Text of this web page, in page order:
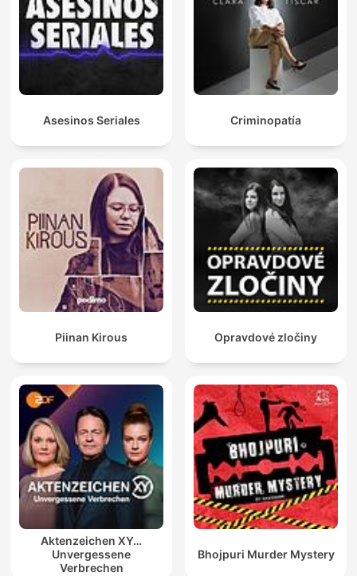
Asesinos Seriales Criminopatía
Piinan Kirous Opravdové zločiny
Aktenzeichen XY…
Unvergessene
Verbrechen
Bhojpuri Murder Mystery